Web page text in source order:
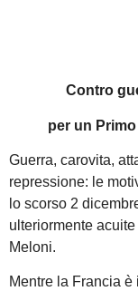
Contro
per un
Guerra, carovita,
repressione: le
lo scorso 2
ulteriormente
Meloni.
Mentre la Francia